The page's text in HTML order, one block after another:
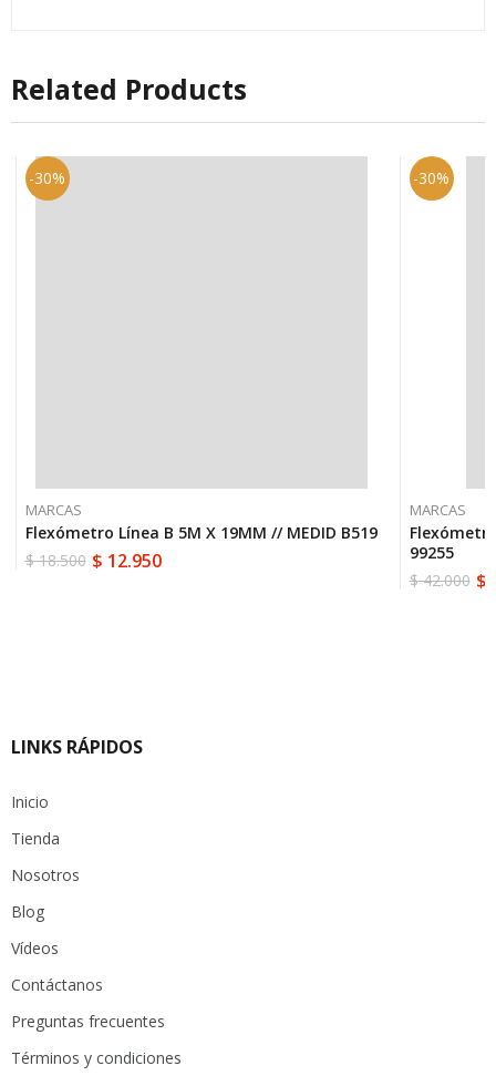
Related Products
-30%
MARCAS
Flexómetro Línea B 5M X 19MM // MEDID B519
$18.500
El $ 12.950
El
-30%
MARCAS
99255
$42.000
El $
El
LINKS RÁPIDOS
Inicio
Tienda
Nosotros
Blog
Vídeos
Contáctanos
Preguntas frecuentes
Términos y condiciones